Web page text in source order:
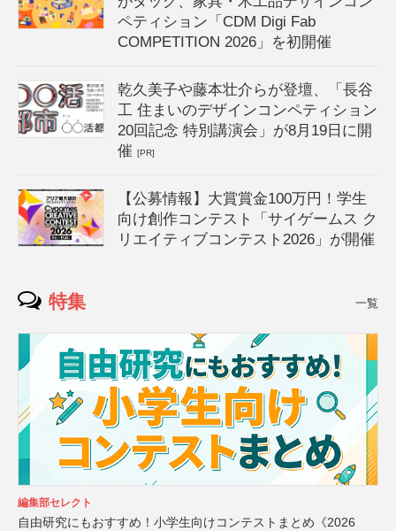
ペティション「CDM Digi Fab
COMPETITION 2026」を初開催
乾久美子や藤本壮介らが登壇、「長谷
工 住まいのデザインコンペティション
20回記念 特別講演会」が8月19日に開
催[PR]
【公募情報】大賞賞金100万円！学生
向け創作コンテスト「サイゲームス ク
リエイティブコンテスト2026」が開催
特集 一覧
編集部セレクト
自由研究にもおすすめ！小学生向けコンテストまとめ《2026